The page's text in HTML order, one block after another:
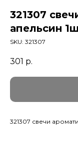
321307
апельсин
SKU: 321307
301 р.
321307 свечи